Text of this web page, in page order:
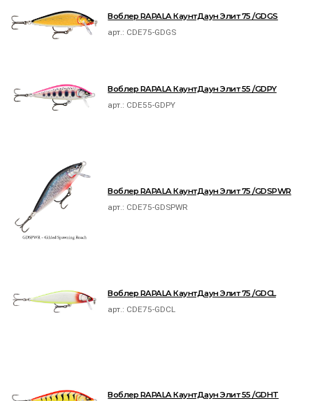
Воблер RAPALA КаунтДаун Элит 75 /GDGS
арт.: CDE75-GDGS
Воблер RAPALA КаунтДаун Элит 55 /GDPY
арт.: CDE55-GDPY
Воблер RAPALA КаунтДаун Элит 75 /GDSPWR
арт.: CDE75-GDSPWR
Воблер RAPALA КаунтДаун Элит 75 /GDCL
арт.: CDE75-GDCL
Воблер RAPALA КаунтДаун Элит 55 /GDHT